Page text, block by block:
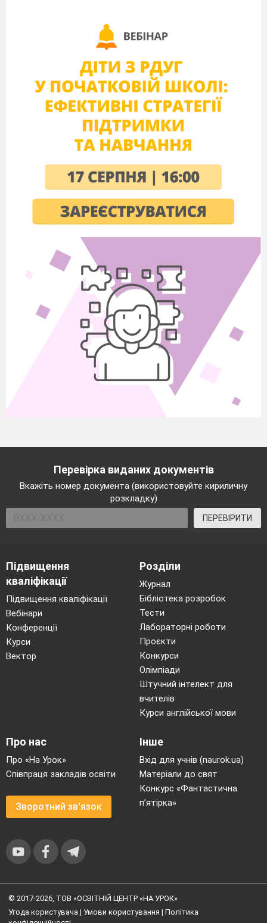
Перевірка виданих документів
Вкажіть номер документа (використовуйте кириличну
розкладку)
ПЕРЕВІРИТИ
Підвищення
кваліфікації
Підвищення кваліфікації
Вебінари
Конференції
Курси
Вектор
Розділи
Журнал
Бібліотека розробок
Тести
Лабораторні роботи
Проєкти
Конкурси
Олімпіади
Штучний інтелект для
вчителів
Курси англійської мови
Про нас
Про «На Урок»
Співпраця закладів освіти
Зворотний зв'язок
Інше
Вхід для учнів (naurok.ua)
Матеріали до свят
Конкурс «Фантастична
п’ятірка»
© 2017-2026, ТОВ «ОСВІТНІЙ ЦЕНТР «НА УРОК»
Угода користувача | Умови користування | Політика